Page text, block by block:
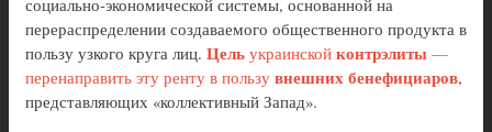
перераспределении создаваемого общественного продукта в
пользу узкого круга лиц. Цель украинской контрэлиты —
перенаправить эту ренту в пользу внешних бенефициаров,
представляющих «коллективный Запад».